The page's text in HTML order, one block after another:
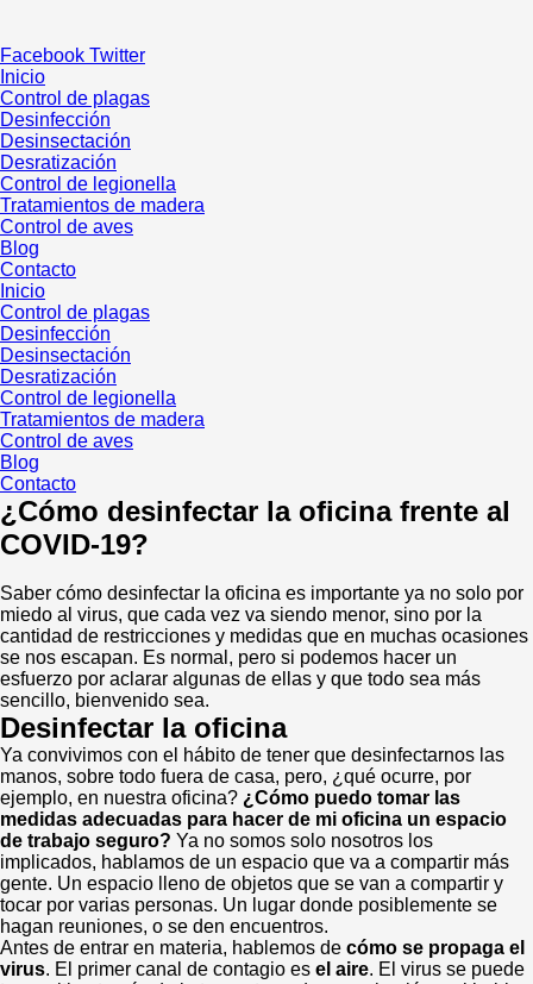
al
contenido
Facebook Twitter
Inicio
Control de plagas
Desinfección
Desinsectación
Desratización
Control de legionella
Tratamientos de madera
Control de aves
Blog
Contacto
Inicio
Control de plagas
Desinfección
Desinsectación
Desratización
Control de legionella
Tratamientos de madera
Control de aves
Blog
Contacto
¿Cómo desinfectar la oficina frente al
COVID-19?
Saber cómo desinfectar la oficina es importante ya no solo por
miedo al virus, que cada vez va siendo menor, sino por la
cantidad de restricciones y medidas que en muchas ocasiones
se nos escapan. Es normal, pero si podemos hacer un
esfuerzo por aclarar algunas de ellas y que todo sea más
sencillo, bienvenido sea.
Desinfectar la oficina
Ya convivimos con el hábito de tener que desinfectarnos las
manos, sobre todo fuera de casa, pero, ¿qué ocurre, por
ejemplo, en nuestra oficina? ¿Cómo puedo tomar las
medidas adecuadas para hacer de mi oficina un espacio
de trabajo seguro? Ya no somos solo nosotros los
implicados, hablamos de un espacio que va a compartir más
gente. Un espacio lleno de objetos que se van a compartir y
tocar por varias personas. Un lugar donde posiblemente se
hagan reuniones, o se den encuentros.
Antes de entrar en materia, hablemos de cómo se propaga el
virus. El primer canal de contagio es el aire. El virus se puede